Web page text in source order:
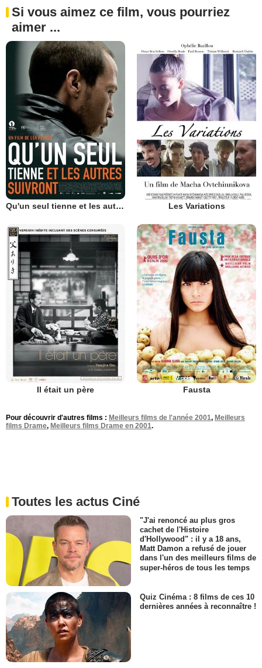
Si vous aimez ce film, vous pourriez
aimer ...
Qu'un seul tienne et les autres suivront Les Variations
Il était un père Fausta
Pour découvrir d'autres films : Meilleurs films de l'année 2001, Meilleurs
films Drame, Meilleurs films Drame en 2001.
Toutes les actus Ciné
"J'ai renoncé au plus gros
cachet de l'Histoire
d'Hollywood" : il y a 18 ans,
Matt Damon a refusé de jouer
dans l'un des meilleurs films de
super-héros de tous les temps
Quiz Cinéma : 8 films de ces 10
dernières années à reconnaître !